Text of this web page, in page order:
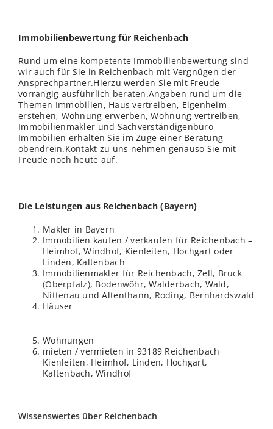
Immobilienbewertung für Reichenbach
Rund um eine kompetente Immobilienbewertung sind
wir auch für Sie in Reichenbach mit Vergnügen der
Ansprechpartner.Hierzu werden Sie mit Freude
vorrangig ausführlich beraten.Angaben rund um die
Themen Immobilien, Haus vertreiben, Eigenheim
erstehen, Wohnung erwerben, Wohnung vertreiben,
Immobilienmakler und Sachverständigenbüro
Immobilien erhalten Sie im Zuge einer Beratung
obendrein.Kontakt zu uns nehmen genauso Sie mit
Freude noch heute auf.
Die Leistungen aus Reichenbach (Bayern)
Makler in Bayern
Immobilien kaufen / verkaufen für Reichenbach –
Heimhof, Windhof, Kienleiten, Hochgart oder
Linden, Kaltenbach
Immobilienmakler für Reichenbach, Zell, Bruck
(Oberpfalz), Bodenwöhr, Walderbach, Wald,
Nittenau und Altenthann, Roding, Bernhardswald
Häuser
Wohnungen
mieten / vermieten in 93189 Reichenbach
Kienleiten, Heimhof, Linden, Hochgart,
Kaltenbach, Windhof
Wissenswertes über Reichenbach